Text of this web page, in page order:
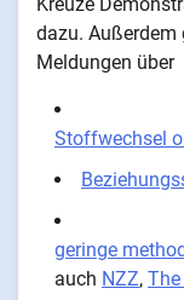
dazu.
Meldungen über
Stoffwechsel
geringe
auch NZZ,